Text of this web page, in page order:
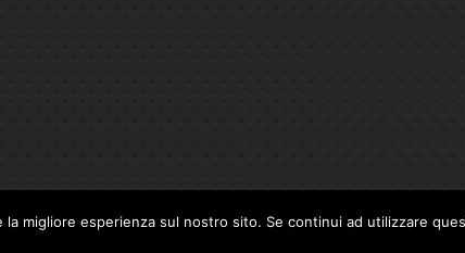
migliore esperienza sul nostro sito. Se continui ad utilizzare